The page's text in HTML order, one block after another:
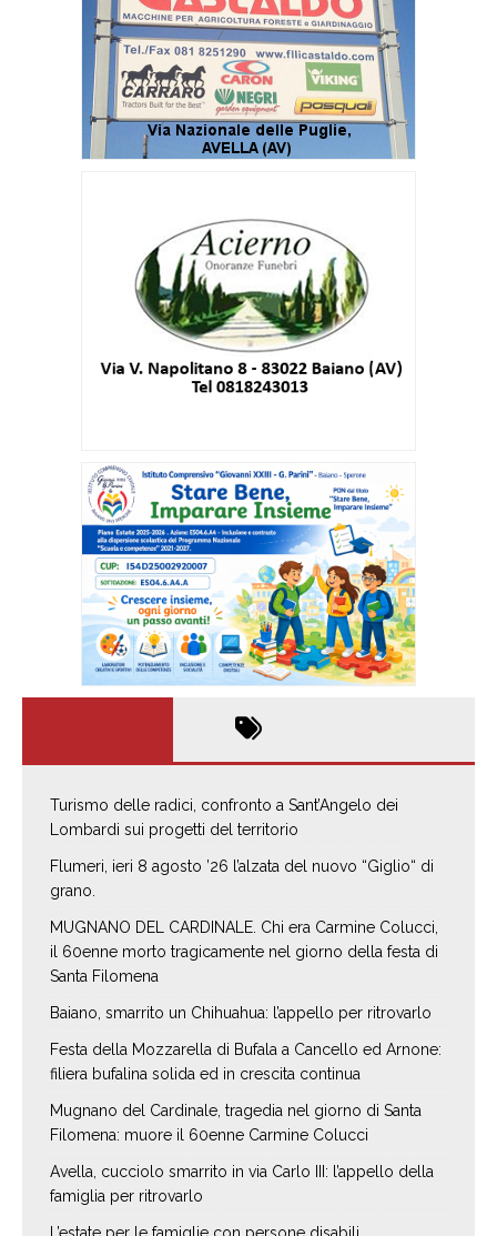
Turismo delle radici, confronto a Sant’Angelo dei
Lombardi sui progetti del territorio
Flumeri, ieri 8 agosto ’26 l’alzata del nuovo “Giglio“ di
grano.
MUGNANO DEL CARDINALE. Chi era Carmine Colucci,
il 60enne morto tragicamente nel giorno della festa di
Santa Filomena
Baiano, smarrito un Chihuahua: l’appello per ritrovarlo
Festa della Mozzarella di Bufala a Cancello ed Arnone:
filiera bufalina solida ed in crescita continua
Mugnano del Cardinale, tragedia nel giorno di Santa
Filomena: muore il 60enne Carmine Colucci
Avella, cucciolo smarrito in via Carlo III: l’appello della
famiglia per ritrovarlo